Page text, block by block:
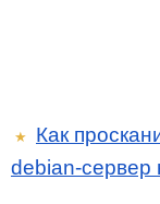
★
Как
debian-сервер